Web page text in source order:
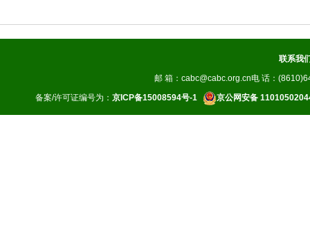
联系我
邮 箱：cabc@cabc.org.cn电 话：
备案/许可证编号为： 京ICP备15008594号-1 京公网安备